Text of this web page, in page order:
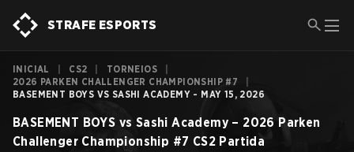
STRAFE ESPORTS
INICIAL CS2 TORNEIOS
2026 PARKEN CHALLENGER CHAMPIONSHIP #7
BASEMENT BOYS VS SASHI ACADEMY - MAY 15, 2026
BASEMENT BOYS vs Sashi Academy – 2026 Parken
Challenger Championship #7 CS2 Partida